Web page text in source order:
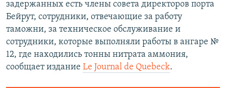
задержанных есть члены совета директоров порта
Бейрут, сотрудники, отвечающие за работу
таможни, за техническое обслуживание и
сотрудники, которые выполняли работы в ангаре №
12, где находились тонны нитрата аммония,
сообщает издание Le Journal de Quebeck.